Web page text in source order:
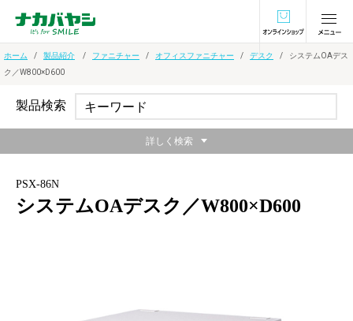
オンラインショ
ホーム 製品紹介 ファニチャー オフィスファニチャー デスク
システムOAデス
ク／W800×D600
PSX-86N
システムOAデスク／W800×D600
製品検索
詳しく検索